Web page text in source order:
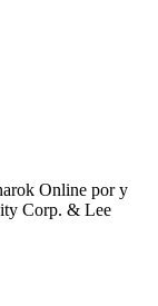
Online por y
Corp. & Lee